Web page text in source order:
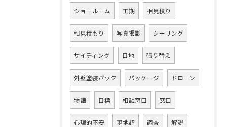
ショールーム 工期 相見積り
相見積もり 写真撮影 シーリング
サイディング 目地 張り替え
外壁塗装パック パッケージ ドローン
物語 目標 相談窓口 窓口
心理的不安 現地超 調査 解説